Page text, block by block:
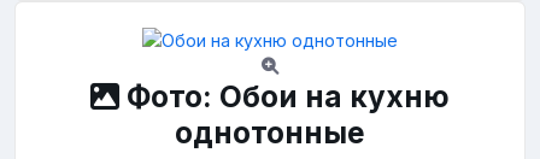
Фото: Обои на кухню
однотонные